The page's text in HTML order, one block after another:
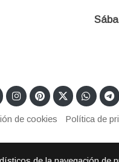
de cookies Política de